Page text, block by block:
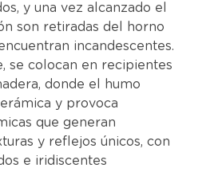
y una vez alcanzado el
son retiradas del horno
incandescentes.
se colocan en recipientes
donde el humo
y provoca
que generan
y reflejos únicos, con
e iridiscentes